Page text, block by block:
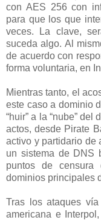
con AES 256 con
para que los que
veces. La clave,
suceda algo. Al
de acuerdo con
forma voluntaria, en
Mientras tanto, el
este caso a dominio
“huir” a la “nube”
actos, desde Pirate
activo y partidario de
un sistema de DNS
puntos de
dominios principales
Tras los ataques
americana e